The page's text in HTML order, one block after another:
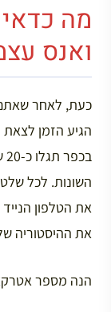
מה
ואנס
כעת, לאחר
הגיע הזמן
את הטלפון
את ההיסטוריה
הנה מספר